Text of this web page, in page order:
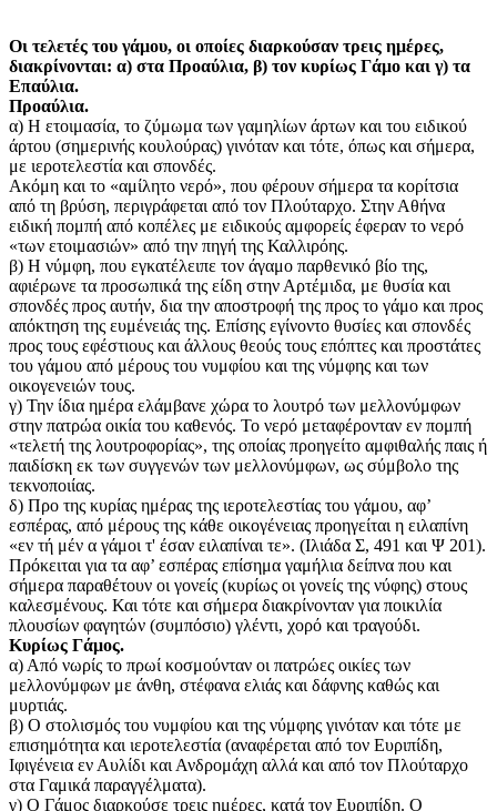
Οι τελετές του γάμου, οι οποίες διαρκούσαν τρεις ημέρες,
διακρίνονται: α) στα Προαύλια, β) τον κυρίως Γάμο και γ) τα
Επαύλια.
Προαύλια.
α) Η ετοιμασία, το ζύμωμα των γαμηλίων άρτων και του ειδικού
άρτου (σημερινής κουλούρας) γινόταν και τότε, όπως και σήμερα,
με ιεροτελεστία και σπονδές.
Ακόμη και το «αμίλητο νερό», που φέρουν σήμερα τα κορίτσια
από τη βρύση, περιγράφεται από τον Πλούταρχο. Στην Αθήνα
ειδική πομπή από κοπέλες με ειδικούς αμφορείς έφεραν το νερό
«των ετοιμασιών» από την πηγή της Καλλιρόης.
β) Η νύμφη, που εγκατέλειπε τον άγαμο παρθενικό βίο της,
αφιέρωνε τα προσωπικά της είδη στην Αρτέμιδα, με θυσία και
σπονδές προς αυτήν, δια την αποστροφή της προς το γάμο και προς
απόκτηση της ευμένειάς της. Επίσης εγίνοντο θυσίες και σπονδές
προς τους εφέστιους και άλλους θεούς τους επόπτες και προστάτες
του γάμου από μέρους του νυμφίου και της νύμφης και των
οικογενειών τους.
γ) Την ίδια ημέρα ελάμβανε χώρα το λουτρό των μελλονύμφων
στην πατρώα οικία του καθενός. Το νερό μεταφέρονταν εν πομπή
«τελετή της λουτροφορίας», της οποίας προηγείτο αμφιθαλής παις ή
παιδίσκη εκ των συγγενών των μελλονύμφων, ως σύμβολο της
τεκνοποιίας.
δ) Προ της κυρίας ημέρας της ιεροτελεστίας του γάμου, αφ’
εσπέρας, από μέρους της κάθε οικογένειας προηγείται η ειλαπίνη
«εν τή μέν α γάμοι τ' έσαν ειλαπίναι τε». (Ιλιάδα Σ, 491 και Ψ 201).
Πρόκειται για τα αφ’ εσπέρας επίσημα γαμήλια δείπνα που και
σήμερα παραθέτουν οι γονείς (κυρίως οι γονείς της νύφης) στους
καλεσμένους. Και τότε και σήμερα διακρίνονταν για ποικιλία
πλουσίων φαγητών (συμπόσιο) γλέντι, χορό και τραγούδι.
Κυρίως Γάμος.
α) Από νωρίς το πρωί κοσμούνταν οι πατρώες οικίες των
μελλονύμφων με άνθη, στέφανα ελιάς και δάφνης καθώς και
μυρτιάς.
β) Ο στολισμός του νυμφίου και της νύμφης γινόταν και τότε με
επισημότητα και ιεροτελεστία (αναφέρεται από τον Ευριπίδη,
Ιφιγένεια εν Αυλίδι και Ανδρομάχη αλλά και από τον Πλούταρχο
στα Γαμικά παραγγέλματα).
γ) Ο Γάμος διαρκούσε τρεις ημέρες, κατά τον Ευριπίδη. Ο